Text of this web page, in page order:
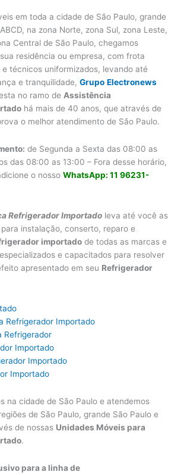
em toda a cidade de São Paulo, grande
na zona Norte, zona Sul, zona Leste,
Central de São Paulo, chegamos
residência ou empresa, com frota
técnicos uniformizados, levando até
e tranquilidade,Grupo Electronews
no ramo de Assistência
há mais de 40 anos, que através de
o melhor atendimento de São Paulo.
de Segunda a Sexta das 08:00 as
das 08:00 as 13:00 – Fora desse horário,
o nossoWhatsApp: 11 96231-
Refrigerador Importado leva até você as
instalação, conserto, reparo e
importado de todas as marcas e
e capacitados para resolver
apresentado em seu Refrigerador
Refrigerador Importado
Refrigerador
Importado
Importado
Importado
na cidade de São Paulo e atendemos
de São Paulo, grande São Paulo e
de nossas Unidades Móveis para
.
para a linha de